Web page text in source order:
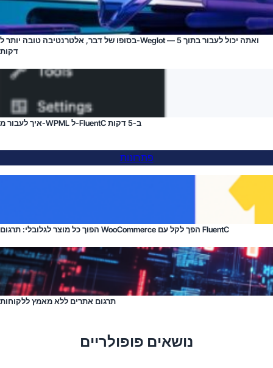
בסופו של דבר, אלטרנטיבה טובה יותר ל-Weglot — ואתה יכול לעבור בתוך 5
דקות
איך לעבור מ-WPML ל-FluentC ב-5 דקות
פתרונות
הפוך כל מוצר לגלובלי: תרגום WooCommerce הפך לקל עם FluentC
תרגום אתרים ללא מאמץ ללקוחות
נושאים פופולריים